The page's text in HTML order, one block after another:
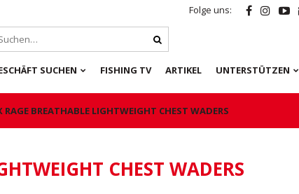
Folge uns:
SUCHEN FISHING TV ARTIKEL UNTERSTÜTZEN
RAGE BREATHABLE LIGHTWEIGHT CHEST WADERS
CHEST WADERS